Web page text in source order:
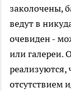
заколочены,
ведут в
очевиден -
или галереи.
реализуются,
отсутствием